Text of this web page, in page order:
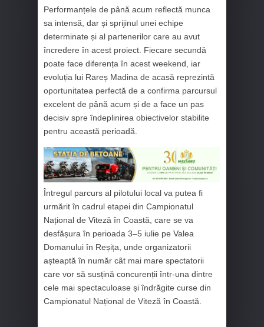
Performanțele de până acum reflectă munca
sa intensă, dar și sprijinul unei echipe
determinate și al partenerilor care au avut
încredere în acest proiect. Fiecare secundă
poate face diferența în acest weekend, iar
evoluția lui Rareș Madina de acasă reprezintă
oportunitatea perfectă de a confirma parcursul
excelent de până acum și de a face un pas
decisiv spre îndeplinirea obiectivelor stabilite
pentru această perioadă.
Întregul parcurs al pilotului local va putea fi
urmărit în cadrul etapei din Campionatul
Național de Viteză în Coastă, care se va
desfășura în perioada 3–5 iulie pe Valea
Domanului în Reșița, unde organizatorii
așteaptă în număr cât mai mare spectatorii
care vor să susțină concurenții într-una dintre
cele mai spectaculoase și îndrăgite curse din
Campionatul Național de Viteză în Coastă.